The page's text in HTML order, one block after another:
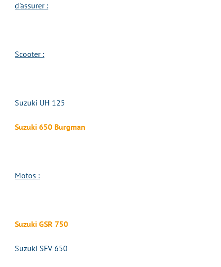
d'assurer :
Scooter :
Suzuki UH 125
Suzuki 650 Burgman
Motos :
Suzuki GSR 750
Suzuki SFV 650